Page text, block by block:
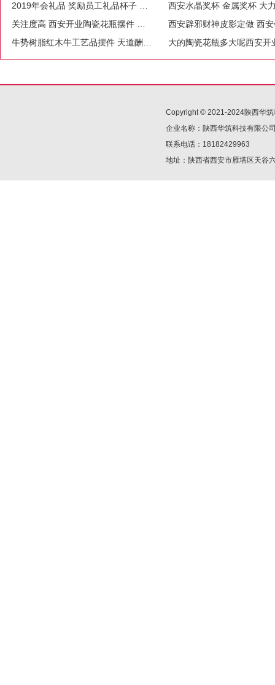
Copyright © 2021-2024陕西华
企业名称：陕西华筑科技有限公
联系电话：18182429963
地址：陕西省西安市雁塔区天谷